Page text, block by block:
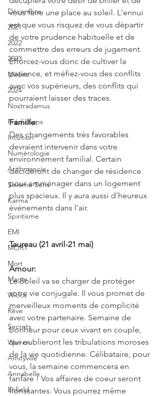
Décembre
2021
2022
2023
Miroirs
2024
Nostradamus
Prédictions
Intuition
Numérologie
Arithmancie
Sixième Sens
Karma
Spiritisme
EMI
MORT
Mort
Magie
Wicca
Rêve
Secrets
Warren
Amityville
Annabelle
Enfield
vous faire une place au soleil. L'ennui
est que vous risquez de vous départir
de votre prudence habituelle et de
commettre des erreurs de jugement.
Efforcez-vous donc de cultiver la
patience, et méfiez-vous des conflits
avec vos supérieurs, des conflits qui
pourraient laisser des traces.
Famille:
Des changements très favorables
devraient intervenir dans votre
environnement familial. Certain
décideront de changer de résidence
pour emménager dans un logement
plus spacieux. Il y aura aussi d'heureux
événements dans l'air.
Taureau (21 avril-21 mai)
Amour:
Le Soleil va se charger de protéger
votre vie conjugale. Il vous promet de
merveilleux moments de complicité
avec votre partenaire. Semaine de
bonheur pour ceux vivant en couple,
qui oublieront les tribulations moroses
de la vie quotidienne. Célibataire, pour
vous, la semaine commencera en
fanfare ! Vos affaires de coeur seront
florissantes. Vous pourrez même